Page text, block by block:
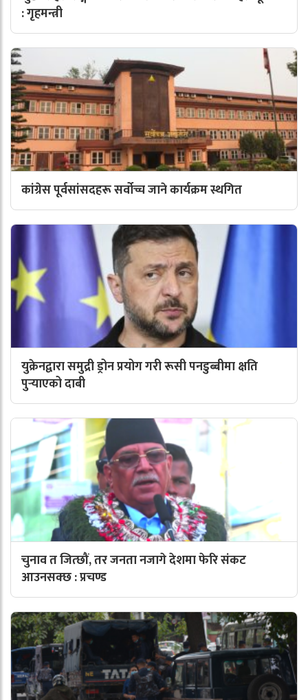
: गृहमन्त्री
कांग्रेस पूर्वसांसदहरू सर्वोच्च जाने कार्यक्रम स्थगित
युक्रेनद्वारा समुद्री ड्रोन प्रयोग गरी रूसी पनडुब्बीमा क्षति
पुर्‍याएको दाबी
चुनाव त जित्छौं, तर जनता नजागे देशमा फेरि संकट
आउनसक्छ : प्रचण्ड